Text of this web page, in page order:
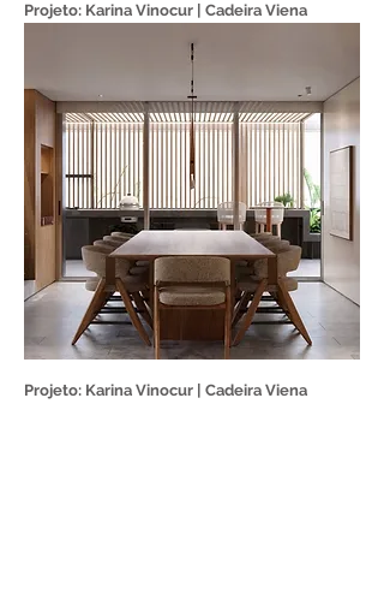
Projeto: Karina Vinocur | Cadeira Viena
Projeto: Karina Vinocur | Cadeira Viena